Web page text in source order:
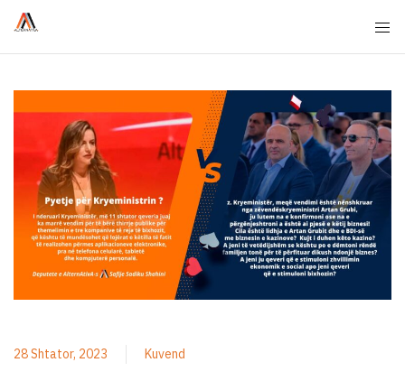
28 Shtator, 2023 Kuvend